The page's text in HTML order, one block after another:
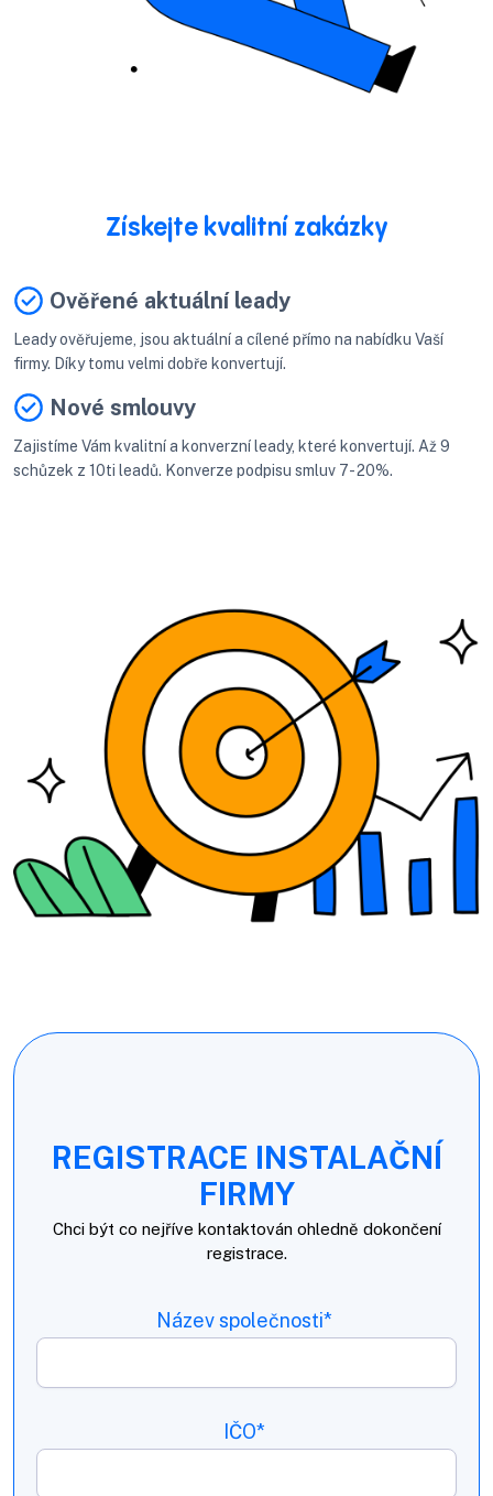
Získejte kvalitní zakázky
Ověřené aktuální leady
Leady ověřujeme, jsou aktuální a cílené přímo na nabídku Vaší
firmy. Díky tomu velmi dobře konvertují.
Nové smlouvy
Zajistíme Vám kvalitní a konverzní leady, které konvertují. Až 9
schůzek z 10ti leadů. Konverze podpisu smluv 7- 20%.
REGISTRACE INSTALAČNÍ
FIRMY
Chci být co nejříve kontaktován ohledně dokončení
registrace.
Název společnosti*
IČO*